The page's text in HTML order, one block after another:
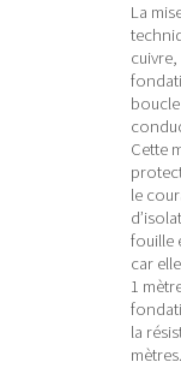
La
Cette
le
fouille
car
1
la
mètres.